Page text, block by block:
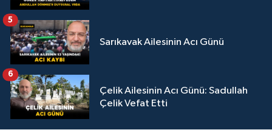
Sarıkavak Ailesinin Acı Günü
5
Çelik Ailesinin Acı Günü: Sadullah
Çelik Vefat Etti
6